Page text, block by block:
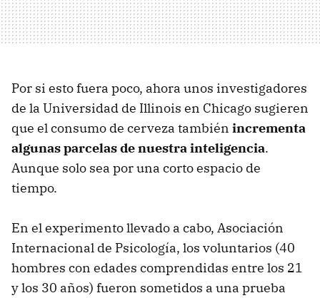
Por si esto fuera poco, ahora unos investigadores
de la Universidad de Illinois en Chicago sugieren
que el consumo de cerveza también incrementa
algunas parcelas de nuestra inteligencia.
Aunque solo sea por una corto espacio de
tiempo.
En el experimento llevado a cabo, Asociación
Internacional de Psicología, los voluntarios (40
hombres con edades comprendidas entre los 21
y los 30 años) fueron sometidos a una prueba